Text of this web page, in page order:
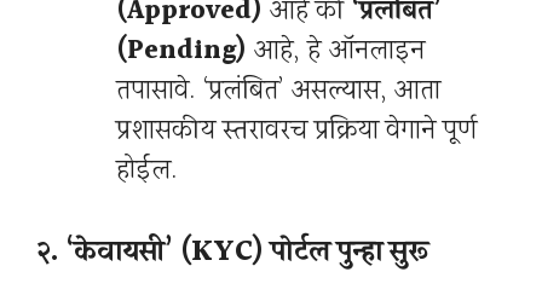
(Approved) आहे की ‘प्रलंबित’
(Pending) आहे, हे ऑनलाइन
तपासावे. ‘प्रलंबित’ असल्यास, आता
प्रशासकीय स्तरावरच प्रक्रिया वेगाने पूर्ण
होईल.
२. ‘केवायसी’ (KYC) पोर्टल पुन्हा सुरू